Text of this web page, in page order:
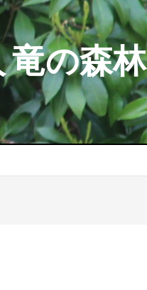
竜の森林